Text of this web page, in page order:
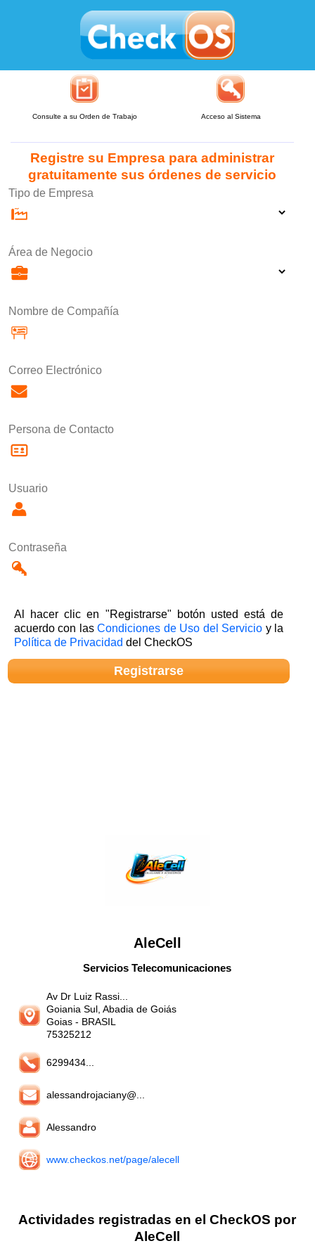
Consulte a su Orden de Trabajo Acceso al Sistema
Registre su Empresa para administrar
gratuitamente sus órdenes de servicio
Tipo de Empresa
Área de Negocio
Nombre de Compañía
Correo Electrónico
Persona de Contacto
Usuario
Contraseña
Al hacer clic en "Registrarse" botón usted está de
acuerdo con lasCondiciones de Uso del Servicio y la
Política de Privacidad del CheckOS
AleCell
Servicios Telecomunicaciones
Av Dr Luiz Rassi...
Goiania Sul, Abadia de Goiás
Goias - BRASIL
75325212
6299434...
alessandrojaciany@...
Alessandro
www.checkos.net/page/alecell
Actividades registradas en el CheckOS por
AleCell